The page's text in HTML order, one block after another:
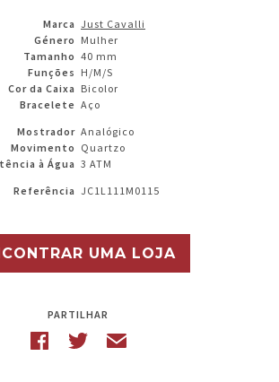
Marca Just Cavalli
Género Mulher
Tamanho 40 mm
Funções H/M/S
Cor da Caixa Bicolor
Bracelete Aço
Mostrador Analógico
Movimento Quartzo
à Água 3 ATM
Referência JC1L111M0115
UMA LOJA
PARTILHAR